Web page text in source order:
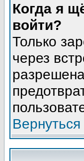
Когда я
войти?
Только
через